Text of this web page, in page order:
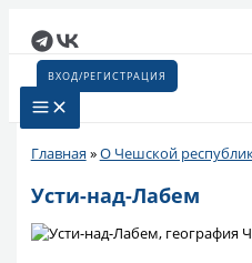
содержимому
ВХОД/РЕГИСТРАЦИЯ
Главная »О Чешской
Усти-над-Лабем